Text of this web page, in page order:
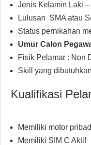
Jenis Kelamin Laki
Lulusan SMA atau
Status pernikahan
Umur Calon
Fisik Pelamar : Non
Skill yang
Kualifikasi
Memiliki motor
Memiliki SIM C Aktif